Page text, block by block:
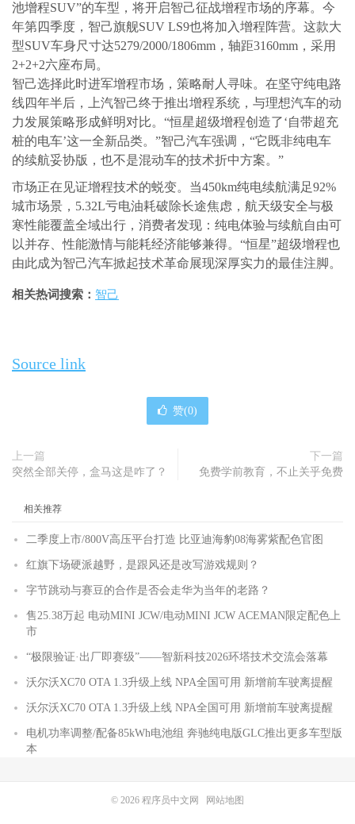
池增程SUV”的车型，将开启智己征战增程市场的序幕。今
年第四季度，智己旗舰SUV LS9也将加入增程阵营。这款大
型SUV车身尺寸达5279/2000/1806mm，轴距3160mm，采用
2+2+2六座布局。
智己选择此时进军增程市场，策略耐人寻味。在坚守纯电路
线四年半后，上汽智己终于推出增程系统，与理想汽车的动
力发展策略形成鲜明对比。“恒星超级增程创造了‘自带超充
桩的电车’这一全新品类。”智己汽车强调，“它既非纯电车
的续航妥协版，也不是混动车的技术折中方案。”
市场正在见证增程技术的蜕变。当450km纯电续航满足92%
城市场景，5.32L亏电油耗破除长途焦虑，航天级安全与极
寒性能覆盖全域出行，消费者发现：纯电体验与续航自由可
以并存、性能激情与能耗经济能够兼得。“恒星”超级增程也
由此成为智己汽车掀起技术革命展现深厚实力的最佳注脚。
相关热词搜索： 智己
Source link
赞(0)
上一篇
突然全部关停，盒马这是咋了？
下一篇
免费学前教育，不止关乎免费
相关推荐
二季度上市/800V高压平台打造 比亚迪海豹08海雾紫配色官图
红旗下场硬派越野，是跟风还是改写游戏规则？
字节跳动与赛豆的合作是否会走华为当年的老路？
售25.38万起 电动MINI JCW/电动MINI JCW ACEMAN限定配色上
市
“极限验证·出厂即赛级”——智新科技2026环塔技术交流会落幕
沃尔沃XC70 OTA 1.3升级上线 NPA全国可用 新增前车驶离提醒
沃尔沃XC70 OTA 1.3升级上线 NPA全国可用 新增前车驶离提醒
电机功率调整/配备85kWh电池组 奔驰纯电版GLC推出更多车型版
本
© 2026 程序员中文网 网站地图